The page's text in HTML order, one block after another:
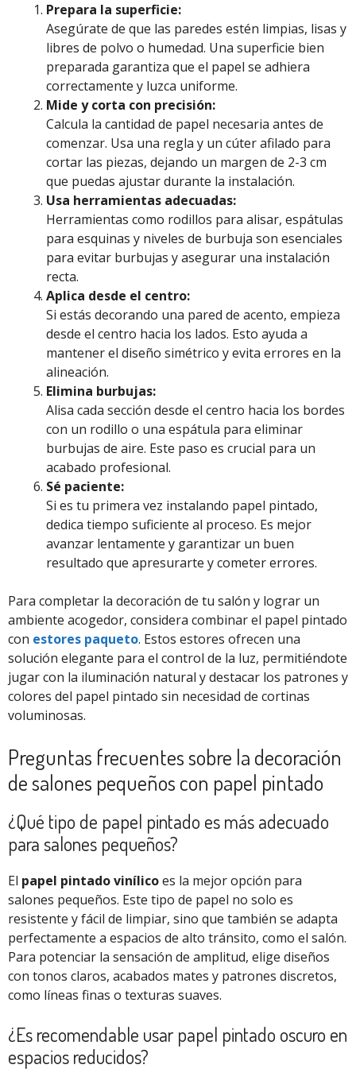
Prepara la superficie:
Asegúrate de que las paredes estén limpias, lisas y
libres de polvo o humedad. Una superficie bien
preparada garantiza que el papel se adhiera
correctamente y luzca uniforme.
Mide y corta con precisión:
Calcula la cantidad de papel necesaria antes de
comenzar. Usa una regla y un cúter afilado para
cortar las piezas, dejando un margen de 2-3 cm
que puedas ajustar durante la instalación.
Usa herramientas adecuadas:
Herramientas como rodillos para alisar, espátulas
para esquinas y niveles de burbuja son esenciales
para evitar burbujas y asegurar una instalación
recta.
Aplica desde el centro:
Si estás decorando una pared de acento, empieza
desde el centro hacia los lados. Esto ayuda a
mantener el diseño simétrico y evita errores en la
alineación.
Elimina burbujas:
Alisa cada sección desde el centro hacia los bordes
con un rodillo o una espátula para eliminar
burbujas de aire. Este paso es crucial para un
acabado profesional.
Sé paciente:
Si es tu primera vez instalando papel pintado,
dedica tiempo suficiente al proceso. Es mejor
avanzar lentamente y garantizar un buen
resultado que apresurarte y cometer errores.
Para completar la decoración de tu salón y lograr un
ambiente acogedor, considera combinar el papel pintado
con estores paqueto. Estos estores ofrecen una
solución elegante para el control de la luz, permitiéndote
jugar con la iluminación natural y destacar los patrones y
colores del papel pintado sin necesidad de cortinas
voluminosas.
Preguntas frecuentes sobre la decoración
de salones pequeños con papel pintado
¿Qué tipo de papel pintado es más adecuado
para salones pequeños?
El papel pintado vinílicoes la mejor opción para
salones pequeños. Este tipo de papel no solo es
resistente y fácil de limpiar, sino que también se adapta
perfectamente a espacios de alto tránsito, como el salón.
Para potenciar la sensación de amplitud, elige diseños
con tonos claros, acabados mates y patrones discretos,
como líneas finas o texturas suaves.
¿Es recomendable usar papel pintado oscuro en
espacios reducidos?